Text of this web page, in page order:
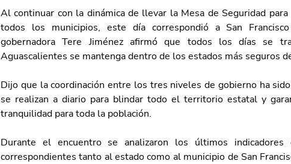
Al continuar con la dinámica de llevar la Mesa de Seguridad
todos los municipios, este día correspondió a San
gobernadora Tere Jiménez afirmó que todos los días se
Aguascalientes se mantenga dentro de los estados más seguros
Dijo que la coordinación entre los tres niveles de gobierno ha
se realizan a diario para blindar todo el territorio estatal y
tranquilidad para toda la población.
Durante el encuentro se analizaron los últimos indicadores
correspondientes tanto al estado como al municipio de San